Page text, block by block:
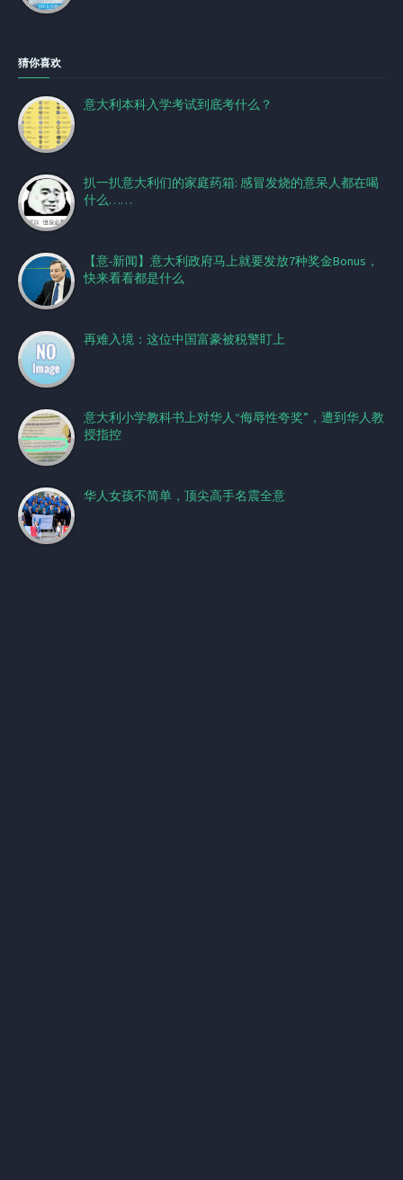
猜你喜欢
意大利本科入学考试到底考什么？
扒一扒意大利们的家庭药箱: 感冒发烧的意呆人都在喝
什么……
【意-新闻】意大利政府马上就要发放7种奖金Bonus，
快来看看都是什么
再难入境：这位中国富豪被税警盯上
意大利小学教科书上对华人“侮辱性夸奖”，遭到华人教
授指控
华人女孩不简单，顶尖高手名震全意